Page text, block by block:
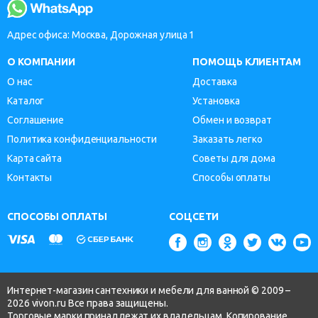
Адрес офиса: Москва, Дорожная улица 1
О КОМПАНИИ
О нас
Каталог
Соглашение
Политика конфиденциальности
Карта сайта
Контакты
ПОМОЩЬ КЛИЕНТАМ
Доставка
Установка
Обмен и возврат
Заказать легко
Советы для дома
Способы оплаты
СПОСОБЫ ОПЛАТЫ СОЦСЕТИ
Интернет-магазин сантехники и мебели для ванной © 2009 –
2026 vivon.ru Все права защищены.